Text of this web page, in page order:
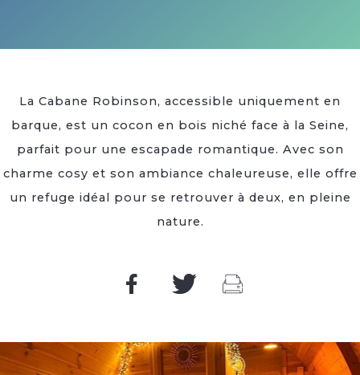
La Cabane Robinson, accessible uniquement en
barque, est un cocon en bois niché face à la Seine,
parfait pour une escapade romantique. Avec son
charme cosy et son ambiance chaleureuse, elle offre
un refuge idéal pour se retrouver à deux, en pleine
nature.